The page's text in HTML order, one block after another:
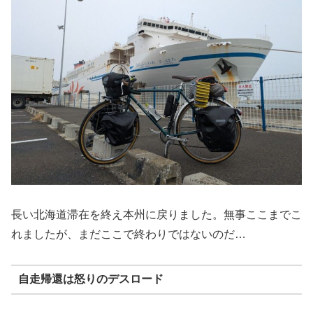
長い北海道滞在を終え本州に戻りました。無事ここまでこ
れましたが、まだここで終わりではないのだ…
自走帰還は怒りのデスロード